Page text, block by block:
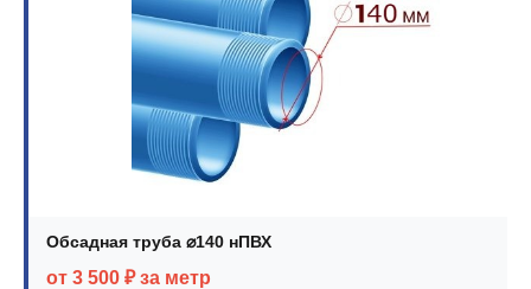
Обсадная труба ⌀140 нПВХ
от 3 500 ₽ за метр